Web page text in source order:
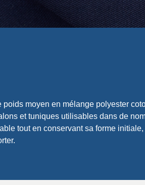
poids moyen en mélange polyester
et tuniques utilisables dans de
tout en conservant sa forme